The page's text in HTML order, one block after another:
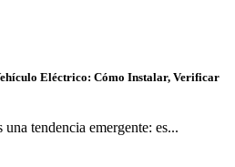
Eléctrico: Cómo Instalar, Verificar
tendencia emergente: es...